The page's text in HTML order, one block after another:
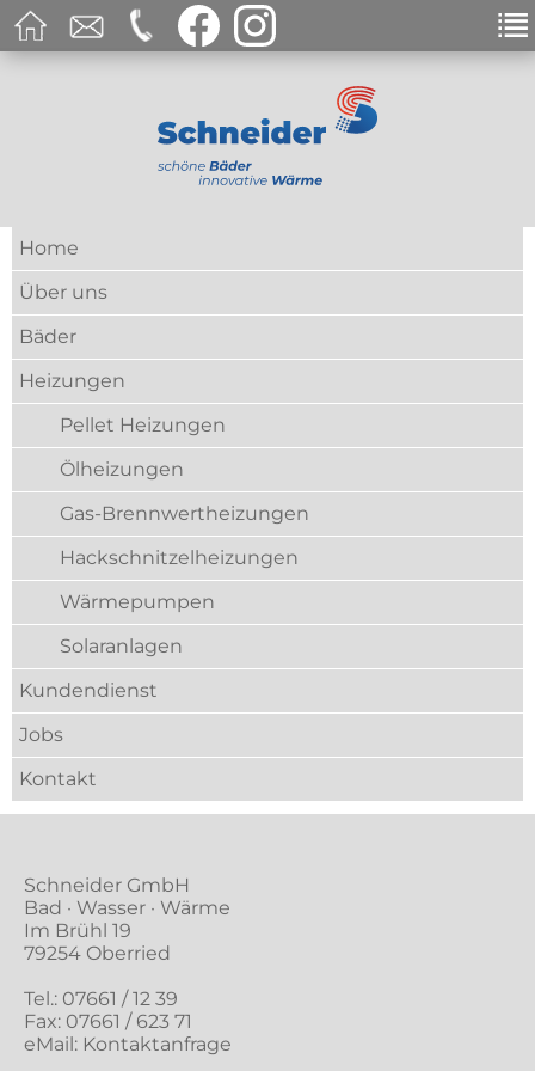
Home
Über uns
Bäder
Heizungen
Pellet Heizungen
Ölheizungen
Gas-Brennwertheizungen
Hackschnitzelheizungen
Wärmepumpen
Solaranlagen
Kundendienst
Jobs
Kontakt
Schneider GmbH
Bad · Wasser · Wärme
Im Brühl 19
79254 Oberried
Tel.: 07661 / 12 39
Fax: 07661 / 623 71
eMail: Kontaktanfrage